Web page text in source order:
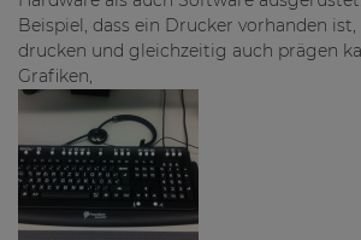
Beispiel, dass ein Drucker vorhanden
drucken und gleichzeitig auch prägen
Grafiken,